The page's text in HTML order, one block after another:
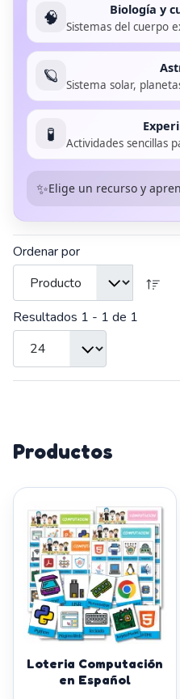
🧠 Biología y
Sistemas del cuerpo
🪐 Sistema solar,
🧪 Actividades sencillas
✨Elige un recurso y
Ordenar por
Resultados 1 - 1 de 1
Productos
Loteria Computación
en Español